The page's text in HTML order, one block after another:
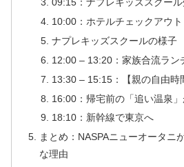
10:00：ホテルチェックアウト
ナプレキッズスクールの様子
12:00 – 13:20：家族合流ラン
13:30 – 15:15：【親の自由時
16:00：帰宅前の「追い温泉
18:10：新幹線で東京へ
まとめ：NASPAニューオータニ
な理由